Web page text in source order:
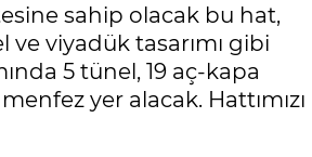
sahip olacak bu hat,
viyadük tasarımı gibi
5 tünel, 19 aç-kapa
yer alacak. Hattımızı